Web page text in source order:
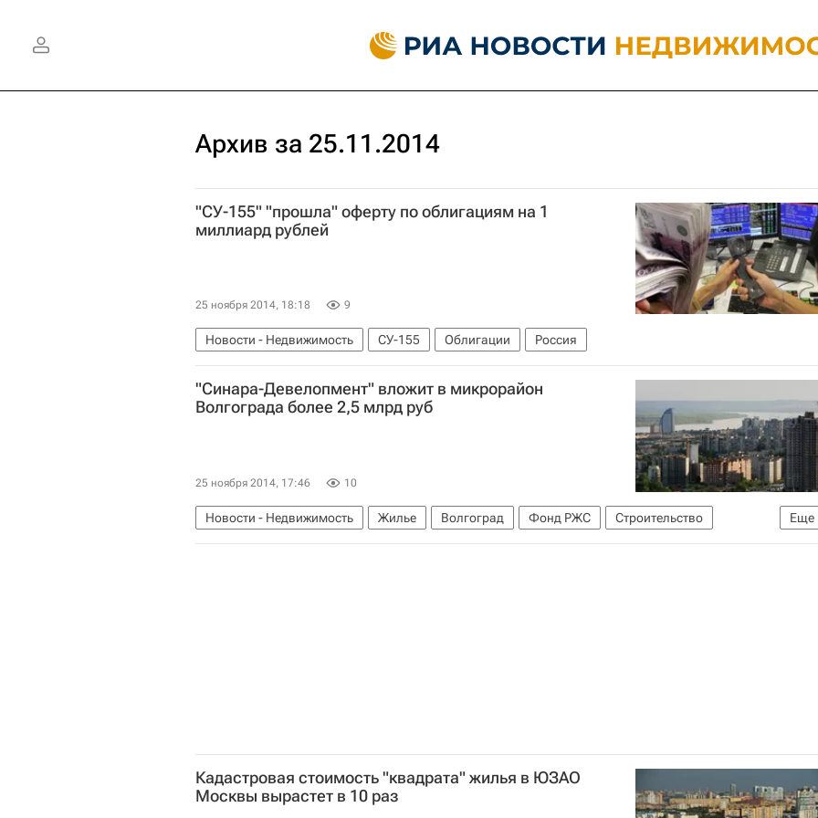
Архив за 25.11.2014
"СУ-155" "прошла" оферту по облигациям на 1
миллиард рублей
25 ноября 2014, 18:18 9
Новости - Недвижимость СУ-155 Облигации Россия
"Синара-Девелопмент" вложит в микрорайон
Волгограда более 2,5 млрд руб
25 ноября 2014, 17:46 10
Еще
Новости - Недвижимость Жилье Волгоград Фонд РЖС
Строительство
Россия
Кадастровая стоимость "квадрата" жилья в ЮЗАО
Москвы вырастет в 10 раз